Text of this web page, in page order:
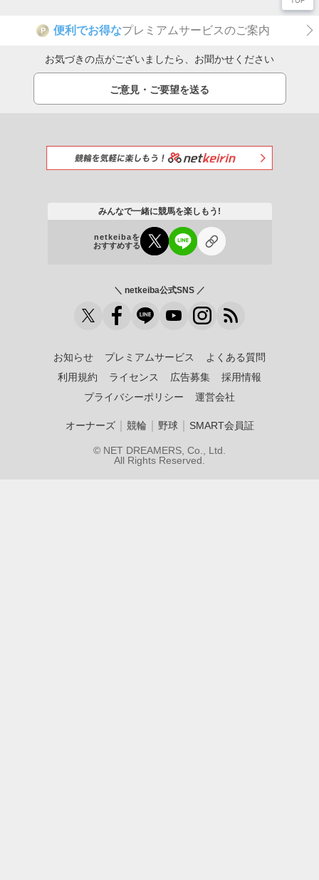
P 便利でお得なプレミアムサービスのご案内
お気づきの点がございましたら、お聞かせください
ご意見・ご要望を送る
みんなで一緒に競馬を楽しもう!
netkeibaを
おすすめする
＼ netkeiba公式SNS ／
お知らせ プレミアムサービス
よくある質問
利用規約
ライセンス 広告募集
採用情報
プライバシーポリシー
運営会社
オーナーズ｜ 競輪 野球｜ SMART会員証
© NET DREAMERS, Co., Ltd.
All Rights Reserved.